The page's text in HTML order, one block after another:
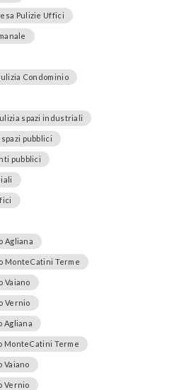
Pulizie Uffici
Condominio
spazi industriali
spazi pubblici
pubblici
Agliana
MonteCatini Terme
Vaiano
Vernio
Agliana
MonteCatini Terme
Vaiano
Vernio